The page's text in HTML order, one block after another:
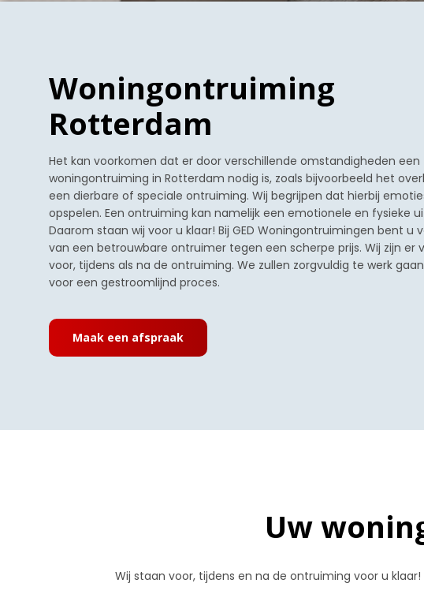
Woningontruiming
Rotterdam
Het kan voorkomen dat er door verschillende omstandigheden een
woningontruiming in Rotterdam nodig is, zoals bijvoorbeeld het
een dierbare of speciale ontruiming. Wij begrijpen dat hierbij
opspelen. Een ontruiming kan namelijk een emotionele en fysieke
Daarom staan wij voor u klaar! Bij GED Woningontruimingen bent u
van een betrouwbare ontruimer tegen een scherpe prijs. Wij zijn er
voor, tijdens als na de ontruiming. We zullen zorgvuldig te werk
voor een gestroomlijnd proces.
Maak een afspraak
Uw
Wij staan voor, tijdens en na de ontruiming voor u